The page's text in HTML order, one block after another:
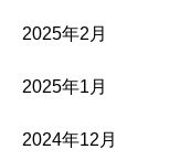
2025年2月
2025年1月
2024年12月